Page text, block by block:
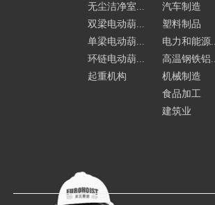
无尘洁净室...
双梁电动葫...
单梁电动葫...
环链电动葫...
起重机构
汽车制造
塑料制品
电力和能源...
高温钢铁铝...
机械制造
食品加工
建筑业